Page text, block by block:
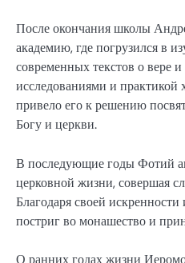
После окончания школы
академию, где погрузился в
современных текстов о вере
исследованиями и практикой
привело его к решению
Богу и церкви.
В последующие годы Фотий
церковной жизни, совершая
Благодаря своей
постриг во монашество и
О ранних годах жизни